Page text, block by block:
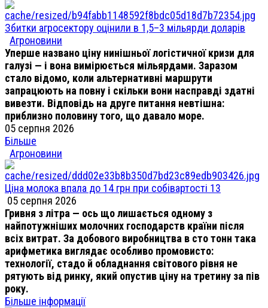
Збитки агросектору оцінили в 1,5–3 мільярди доларів
Агроновини
Уперше названо ціну нинішньої логістичної кризи для
галузі — і вона вимірюється мільярдами. Заразом
стало відомо, коли альтернативні маршрути
запрацюють на повну і скільки вони насправді здатні
вивезти. Відповідь на друге питання невтішна:
приблизно половину того, що давало море.
05 серпня 2026
Більше
Агроновини
Ціна молока впала до 14 грн при собівартості 13
05 серпня 2026
Гривня з літра — ось що лишається одному з
найпотужніших молочних господарств країни після
всіх витрат. За добового виробництва в сто тонн така
арифметика виглядає особливо промовисто:
технології, стадо й обладнання світового рівня не
рятують від ринку, який опустив ціну на третину за пів
року.
Більше інформації